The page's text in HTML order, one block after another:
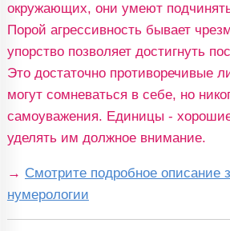
окружающих, они умеют
Порой агрессивность бывает
упорство позволяет достигнуть
Это достаточно противоречивые
могут сомневаться в себе, но
самоуважения. Единицы -
уделять им должное внимание.
→ Смотрите подробное описание
нумерологии